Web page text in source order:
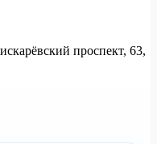
проспект, 63,